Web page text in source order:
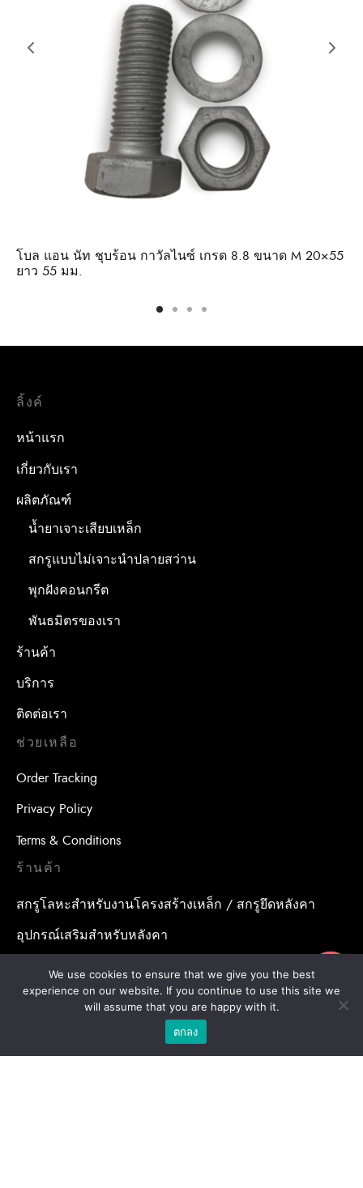
โบล แอน นัท ชุบร้อน กาวัลไนซ์ เกรด 8.8 ขนาด M 20×55
ยาว 55 มม.
ลิ้งค์
หน้าแรก
เกี่ยวกับเรา
ผลิตภัณฑ์
น้ำยาเจาะเสียบเหล็ก
สกรูแบบไม่เจาะนำปลายสว่าน
พุกฝังคอนกรีต
พันธมิตรของเรา
ร้านค้า
บริการ
ติดต่อเรา
ช่วยเหลือ
Order Tracking
Privacy Policy
Terms & Conditions
ร้านค้า
สกรูโลหะสำหรับงานโครงสร้างเหล็ก / สกรูยึดหลังคา
อุปกรณ์เสริมสำหรับหลังคา
น้ำยาเคมีสำหรับงานเจาะเสียบเหล็ก / พุกเคมี
น้ำยาเคมีสำหรับงานเจาะเสียบเหล็ก / อุปกรณ์เสริมสำหรับ
พุกสำหรับงานก่อสร้าง/ พุกเหล็ก /พุกเบ่ง
We use cookies to ensure that we give you the best
experience on our website. If you continue to use this site we
will assume that you are happy with it.
ตกลง
ขอใบเสนอราคา